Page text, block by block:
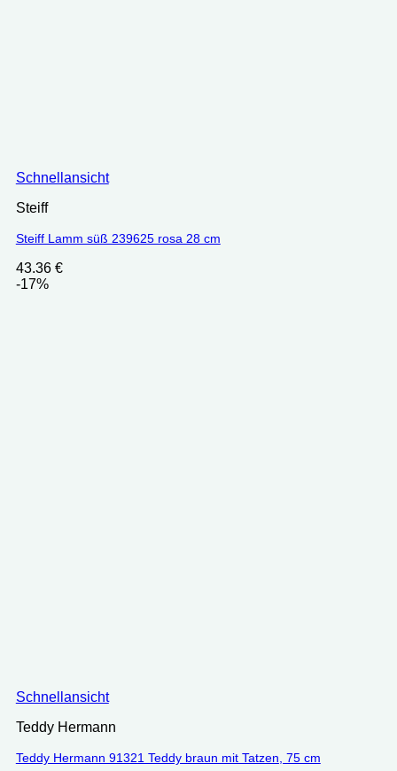
Schnellansicht
Steiff
Steiff Lamm süß 239625 rosa 28 cm
43.36 €
-17%
Schnellansicht
Teddy Hermann
Teddy Hermann 91321 Teddy braun mit Tatzen, 75 cm